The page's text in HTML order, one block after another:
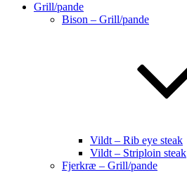
Grill/pande
Bison – Grill/pande
Vildt – Rib eye steak
Vildt – Striploin steak
Fjerkræ – Grill/pande